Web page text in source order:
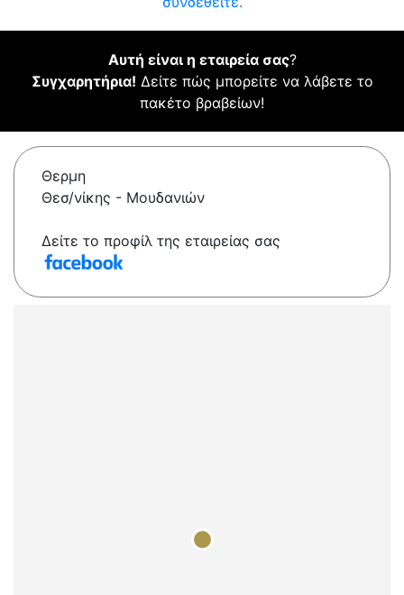
Αυτή είναι η εταιρεία σας?
Συγχαρητήρια! Δείτε πώς μπορείτε να λάβετε το
πακέτο βραβείων!
Θερμη
Θεσ/νίκης - Μουδανιών
Δείτε το προφίλ της εταιρείας σας